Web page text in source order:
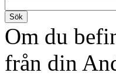
Sök
Om du
från din